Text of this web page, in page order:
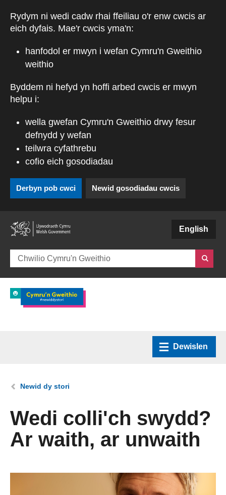
Rydym ni wedi cadw rhai ffeiliau o'r enw cwcis ar
eich dyfais. Mae'r cwcis yma'n:
hanfodol er mwyn i wefan Cymru'n Gweithio
weithio
Byddem ni hefyd yn hoffi arbed cwcis er mwyn
helpu i:
wella gwefan Cymru'n Gweithio drwy fesur
defnydd y wefan
teilwra cyfathrebu
cofio eich gosodiadau
Derbyn pob cwci Newid gosodiadau cwcis
English
Dewislen
Amdanom ni
Sut y gallwn ni helpu
Rydych chi yma:
Newid dy stori
Wedi colli'ch swydd?
Ar waith, ar unwaith